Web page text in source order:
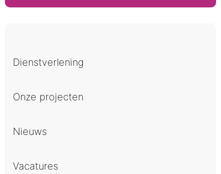
Dienstverlening
Onze projecten
Nieuws
Vacatures